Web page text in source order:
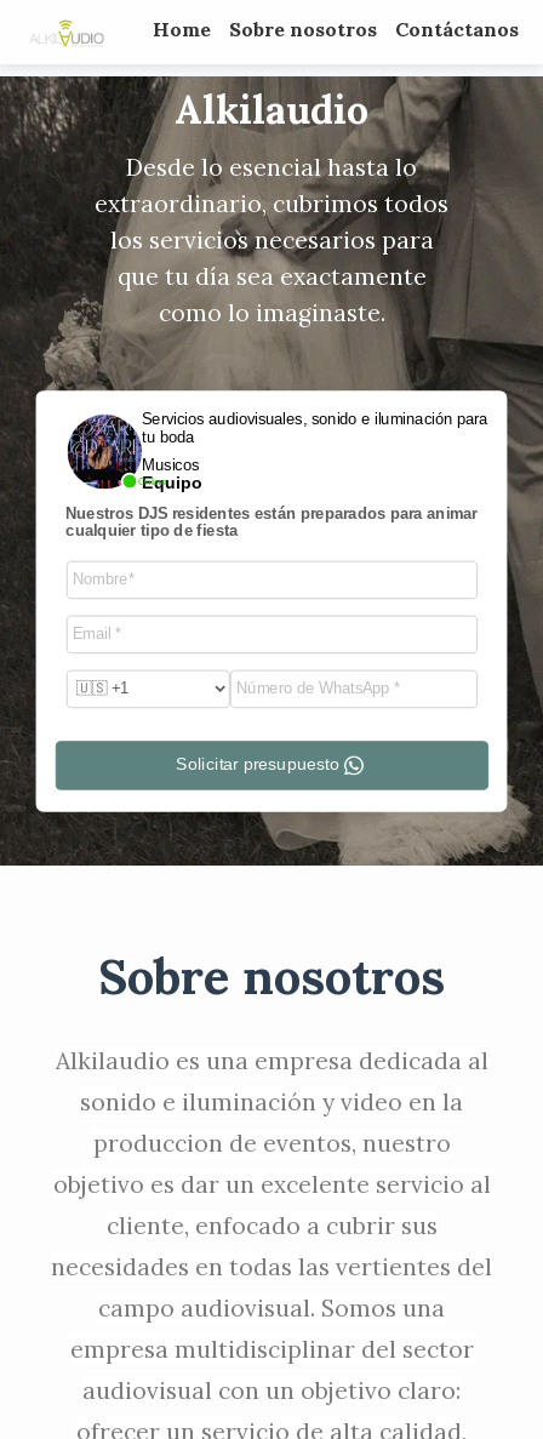
Home Sobre nosotros Contáctanos
Alkilaudio
Desde lo esencial hasta lo
extraordinario, cubrimos todos
los servicios necesarios para
que tu día sea exactamente
como lo imaginaste.
Online
Servicios audiovisuales, sonido e iluminación para
tu boda
Musicos
Equipo
Nuestros DJS residentes están preparados para animar
cualquier tipo de fiesta
Solicitar presupuesto
Sobre nosotros
Alkilaudio es una empresa dedicada al
sonido e iluminación y video en la
produccion de eventos, nuestro
objetivo es dar un excelente servicio al
cliente, enfocado a cubrir sus
necesidades en todas las vertientes del
campo audiovisual. Somos una
empresa multidisciplinar del sector
audiovisual con un objetivo claro:
ofrecer un servicio de alta calidad,